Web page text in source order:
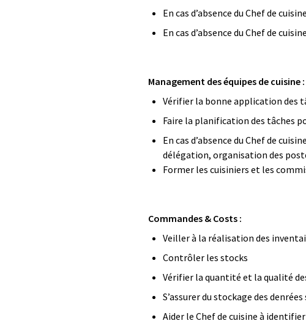
En cas d’absence du Chef de
En cas d’absence du Chef de
Management des équipes de cuisine :
Vérifier la bonne application des
Faire la planification des tâches
En cas d’absence du Chef de
délégation, organisation des
Former les cuisiniers et les
Commandes & Costs :
Veiller à la réalisation des
Contrôler les stocks
Vérifier la quantité et la qualité
S’assurer du stockage des
Aider le Chef de cuisine à